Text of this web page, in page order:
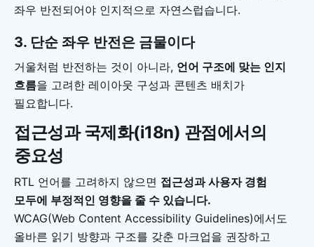
좌우 반전되어야 인지적으로 자연스럽습니다.
3. 단순 좌우 반전은 금물이다
거울처럼 반전하는 것이 아니라, 언어 구조에 맞는 인지
흐름을 고려한 레이아웃 구성과 콘텐츠 배치가
필요합니다.
접근성과 국제화(i18n) 관점에서의
중요성
RTL 언어를 고려하지 않으면 접근성과 사용자 경험
모두에 부정적인 영향을 줄 수 있습니다.
WCAG(Web Content Accessibility Guidelines)에서도
올바른 읽기 방향과 구조를 갖춘 마크업을 권장하고